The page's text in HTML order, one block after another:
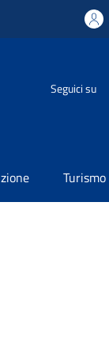
Seguici su
Turismo